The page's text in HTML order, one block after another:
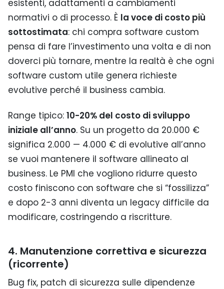
esistenti, adattamenti a cambiamenti
normativi o di processo. È la voce di costo più
sottostimata: chi compra software custom
pensa di fare l’investimento una volta e di non
doverci più tornare, mentre la realtà è che ogni
software custom utile genera richieste
evolutive perché il business cambia.
Range tipico: 10-20% del costo di sviluppo
iniziale all’anno. Su un progetto da 20.000 €
significa 2.000 — 4.000 € di evolutive all’anno
se vuoi mantenere il software allineato al
business. Le PMI che vogliono ridurre questo
costo finiscono con software che si “fossilizza”
e dopo 2-3 anni diventa un legacy difficile da
modificare, costringendo a riscritture.
4. Manutenzione correttiva e sicurezza
(ricorrente)
Bug fix, patch di sicurezza sulle dipendenze